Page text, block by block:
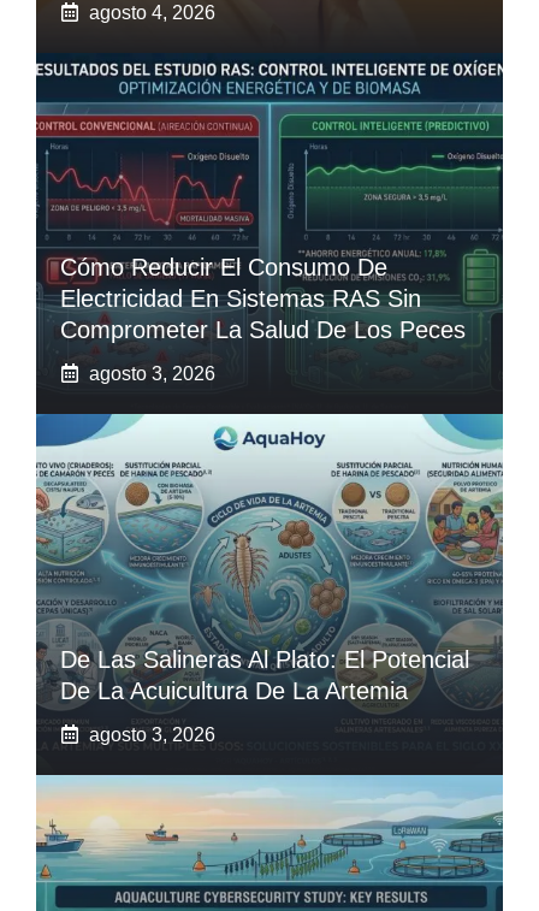
agosto 4, 2026
Cómo Reducir El Consumo De
Electricidad En Sistemas RAS Sin
Comprometer La Salud De Los Peces
agosto 3, 2026
De Las Salineras Al Plato: El Potencial
De La Acuicultura De La Artemia
agosto 3, 2026